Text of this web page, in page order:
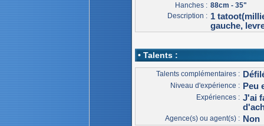
Hanches : 88cm - 35"
Description : 1
gauche,
• Talents :
Talents complémentaires :
Niveau d'expérience : Peu
Expériences : J'ai
Agence(s) ou agent(s) : Non